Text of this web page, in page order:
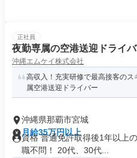
正社員
夜勤専属の空港送迎ドライ
沖縄エムケイ株式会社
高収入！充実研修で最高接客の
属空港送迎ドライバー
沖縄県那覇市宮城
月給35万円以上
資格 普通免許取得後1年以上
職不問！ 20代、30代...